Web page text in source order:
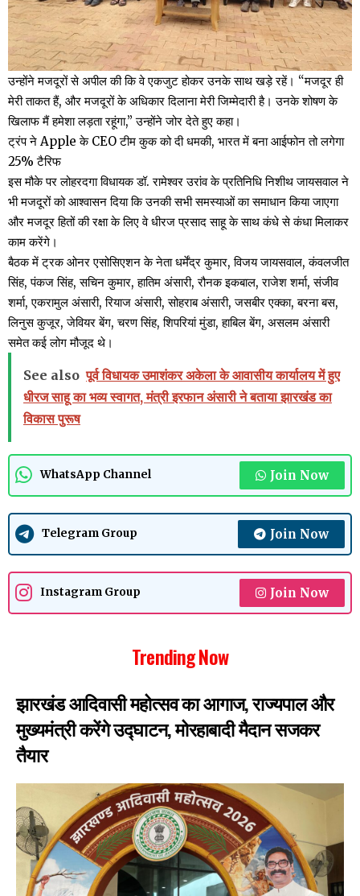
उन्होंने मजदूरों से अपील की कि वे एकजुट होकर उनके साथ खड़े रहें। “मजदूर ही
मेरी ताकत हैं, और मजदूरों के अधिकार दिलाना मेरी जिम्मेदारी है। उनके शोषण के
खिलाफ मैं हमेशा लड़ता रहूंगा,” उन्होंने जोर देते हुए कहा।
ट्रंप ने Apple के CEO टीम कुक को दी धमकी, भारत में बना आईफोन तो लगेगा
25% टैरिफ
इस मौके पर लोहरदगा विधायक डॉ. रामेश्वर उरांव के प्रतिनिधि निशीथ जायसवाल ने
भी मजदूरों को आश्वासन दिया कि उनकी सभी समस्याओं का समाधान किया जाएगा
और मजदूर हितों की रक्षा के लिए वे धीरज प्रसाद साहू के साथ कंधे से कंधा मिलाकर
काम करेंगे।
बैठक में ट्रक ओनर एसोसिएशन के नेता धर्मेंद्र कुमार, विजय जायसवाल, कंवलजीत
सिंह, पंकज सिंह, सचिन कुमार, हातिम अंसारी, रौनक इकबाल, राजेश शर्मा, संजीव
शर्मा, एकरामुल अंसारी, रियाज अंसारी, सोहराब अंसारी, जसबीर एक्का, बरना बस,
लिनुस कुजूर, जेवियर बेंग, चरण सिंह, शिपरियां मुंडा, हाबिल बेंग, असलम अंसारी
समेत कई लोग मौजूद थे।
See also पूर्व विधायक उमाशंकर अकेला के आवासीय कार्यालय में हुए
धीरज साहू का भव्य स्वागत, मंत्री इरफान अंसारी ने बताया झारखंड का
विकास पुरूष
WhatsApp Channel Join Now
Telegram Group Join Now
Instagram Group Join Now
Trending Now
झारखंड आदिवासी महोत्सव का आगाज, राज्यपाल और
मुख्यमंत्री करेंगे उद्घाटन, मोरहाबादी मैदान सजकर
तैयार